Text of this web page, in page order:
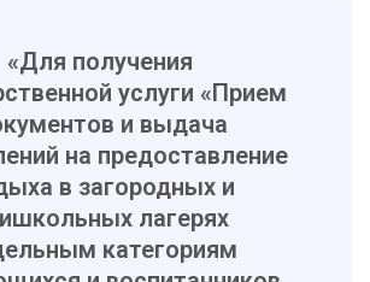
«Для получения
услуги «Прием
и выдача
на предоставление
в загородных и
лагерях
категориям